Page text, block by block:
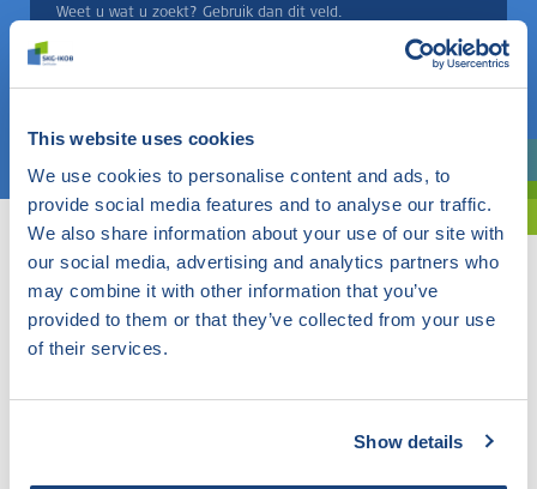
This website uses cookies
We use cookies to personalise content and ads, to
provide social media features and to analyse our traffic.
We also share information about your use of our site with
our social media, advertising and analytics partners who
may combine it with other information that you’ve
provided to them or that they’ve collected from your use
of their services.
Show details
Weet u wat u zoekt? Gebruik dan dit veld.
Kies een onderwerp
Bent u oriënterend? Gebruik dan onze filter.